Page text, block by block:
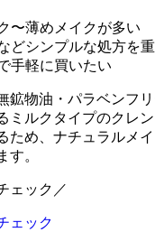
〜薄めメイクが多い
どシンプルな処方を
手軽に買いたい
鉱物油・パラベンフ
ミルクタイプのクレ
ため、ナチュラルメ
す。
ェック／
ェック